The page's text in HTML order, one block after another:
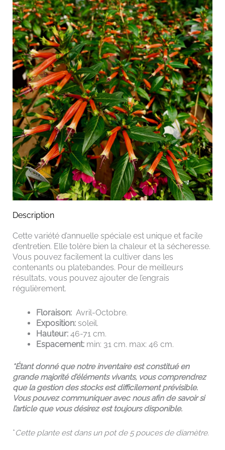
Description
Cette variété d’annuelle spéciale est unique et facile
d’entretien. Elle tolère bien la chaleur et la sécheresse.
Vous pouvez facilement la cultiver dans les
contenants ou platebandes. Pour de meilleurs
résultats, vous pouvez ajouter de l’engrais
régulièrement.
Floraison: Avril-Octobre.
Exposition:soleil.
Hauteur: 46-71 cm.
Espacement: min: 31 cm. max: 46 cm.
*Étantdonné que notre inventaire est constitué en
grande majorité d’éléments vivants, vous comprendrez
que la gestion des stocks est difficilement prévisible.
Vous pouvez communiquer avec nous afin de savoir si
l’article que vous désirez est toujours disponible.
*Cette plante est dans un pot de 5 pouces de diamètre.